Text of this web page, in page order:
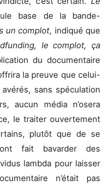
base de la bande-
un complot, indiqué que
le complot, ça
du documentaire
la preuve que celui-
sans spéculation
aucun média n’osera
le traiter ouvertement
plutôt que de se
fait bavarder des
lambda pour laisser
n’était pas